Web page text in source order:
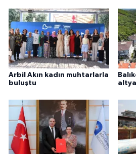
Arbil Akın kadın muhtarlarla
buluştu